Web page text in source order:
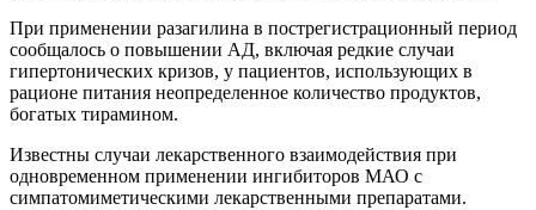
При применении разагилина в пострегистрационный период
сообщалось о повышении АД, включая редкие случаи
гипертонических кризов, у пациентов, использующих в
рационе питания неопределенное количество продуктов,
богатых тирамином.
Известны случаи лекарственного взаимодействия при
одновременном применении ингибиторов МАО с
симпатомиметическими лекарственными препаратами.